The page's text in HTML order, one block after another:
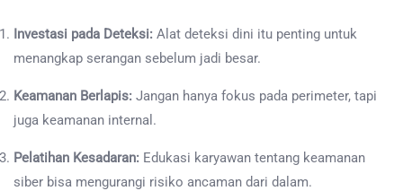
Investasi pada Deteksi: Alat deteksi dini itu penting untuk
menangkap serangan sebelum jadi besar.
Keamanan Berlapis: Jangan hanya fokus pada perimeter, tapi
juga keamanan internal.
Pelatihan Kesadaran: Edukasi karyawan tentang keamanan
siber bisa mengurangi risiko ancaman dari dalam.